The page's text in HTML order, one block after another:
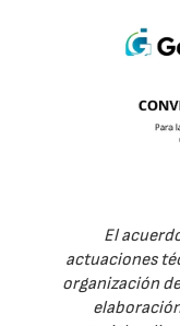
El
actuaciones
organización